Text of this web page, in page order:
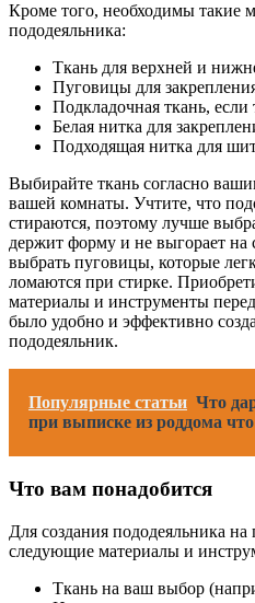
Кроме того, необходимы такие
пододеяльника:
Ткань для верхней и
Пуговицы для
Подкладочная ткань, если
Белая нитка для
Подходящая нитка для
Выбирайте ткань согласно
вашей комнаты. Учтите, что
стираются, поэтому лучше
держит форму и не выгорает на
выбрать пуговицы, которые
ломаются при стирке.
материалы и инструменты
было удобно и эффективно
пододеяльник.
Популярные статьи Что
при выписке из роддома
Что вам понадобится
Для создания пододеяльника
следующие материалы и
Ткань на ваш выбор